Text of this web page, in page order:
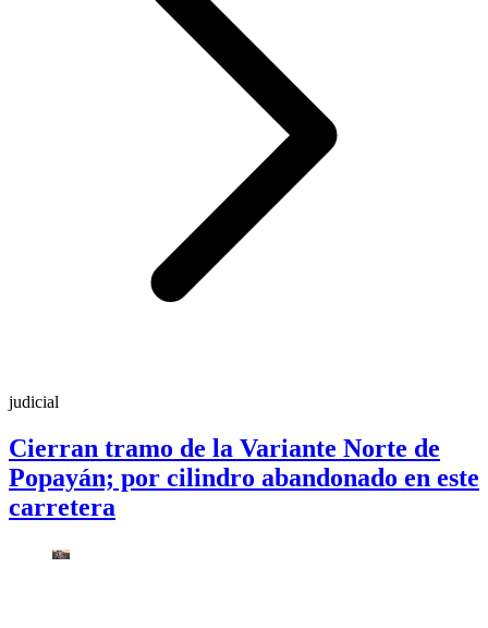
judicial
Cierran tramo de la Variante Norte de
Popayán; por cilindro abandonado en este
carretera